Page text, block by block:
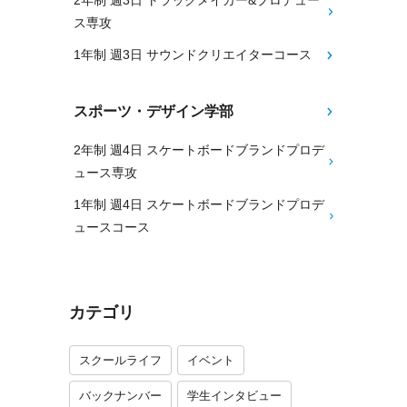
ス専攻
1年制 週3日 サウンドクリエイターコース
スポーツ・デザイン学部
2年制 週4日 スケートボードブランドプロデ
ュース専攻
1年制 週4日 スケートボードブランドプロデ
ュースコース
カテゴリ
スクールライフ イベント
バックナンバー 学生インタビュー